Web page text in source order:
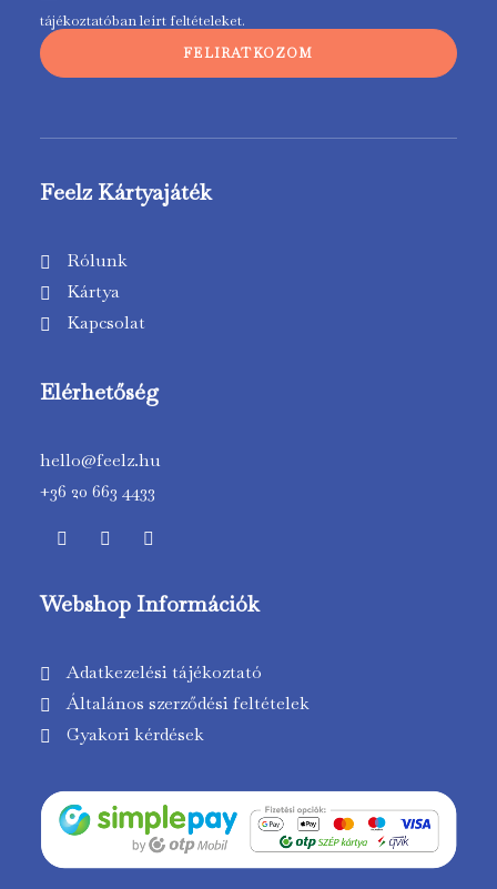
tájékoztatóbanleírt feltételeket.
Feelz Kártyajáték
Rólunk
Kártya
Kapcsolat
Elérhetőség
hello@feelz.hu
+36 20 663 4433
Webshop Információk
Adatkezelési tájékoztató
Általános szerződési feltételek
Gyakori kérdések